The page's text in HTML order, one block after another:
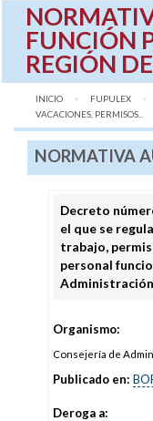
FUNCIÓN
REGIÓN
INICIO FUPULEX
VACACIONES, PERMISOS...
NORMATIVA
Decreto
el que se
trabajo,
personal
Organismo:
Consejería de
Publicado en:
Deroga a: